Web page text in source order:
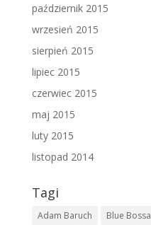
październik 2015
wrzesień 2015
sierpień 2015
lipiec 2015
czerwiec 2015
maj 2015
luty 2015
listopad 2014
Tagi
Adam Baruch Blue Bossa